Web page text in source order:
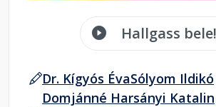
Hallgass bele!
Dr. Kígyós ÉvaSólyom Ildikó
Domjánné Harsányi Katalin